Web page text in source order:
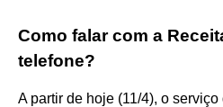
Como falar com a
telefone?
A partir de hoje (11/4), o